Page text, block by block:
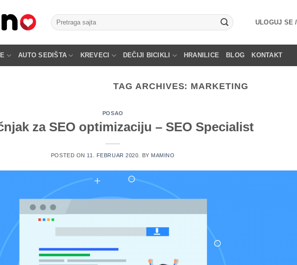
Pretraga
za:
ULOGUJ SE
AUTO SEDIŠTA KREVECI DEČIJI BICIKLI HRANILICE BLOG KONTAKT
TAG ARCHIVES: MARKETING
POSAO
za SEO optimizaciju – SEO Specialist
POSTED ON 11. FEBRUAR 2020. BY MAMINO